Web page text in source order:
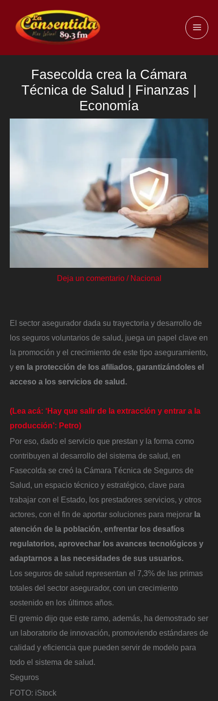
contenido
Fasecolda crea la Cámara
Técnica de Salud | Finanzas |
Economía
Deja un comentario / Nacional
El sector asegurador dada su trayectoria y desarrollo de
los seguros voluntarios de salud, juega un papel clave en
la promoción y el crecimiento de este tipo aseguramiento,
y en la protección de los afiliados, garantizándoles el
acceso a los servicios de salud.
(Lea acá: ‘Hay que salir de la extracción y entrar a la
producción’: Petro)
Por eso, dado el servicio que prestan y la forma como
contribuyen al desarrollo del sistema de salud, en
Fasecolda se creó la Cámara Técnica de Seguros de
Salud, un espacio técnico y estratégico, clave para
trabajar con el Estado, los prestadores servicios, y otros
actores, con el fin de aportar soluciones para mejorar la
atención de la población, enfrentar los desafíos
regulatorios, aprovechar los avances tecnológicos y
adaptarnos a las necesidades de sus usuarios.
Los seguros de salud representan el 7,3% de las primas
totales del sector asegurador, con un crecimiento
sostenido en los últimos años.
El gremio dijo que este ramo, además, ha demostrado ser
un laboratorio de innovación, promoviendo estándares de
calidad y eficiencia que pueden servir de modelo para
todo el sistema de salud.
Seguros
FOTO: iStock